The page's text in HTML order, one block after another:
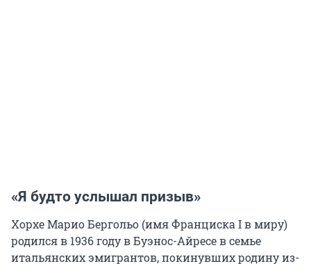
«Я будто услышал призыв»
Хорхе Марио Бергольо (имя Франциска I в миру)
родился в 1936 году в Буэнос-Айресе в семье
итальянских эмигрантов, покинувших родину из-